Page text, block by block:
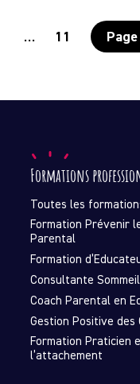
… 11
Formations
Toutes les
Formation Prévenir
Parental
Formation
Consultante
Coach Parental en
Gestion Positive des
Formation Praticien
l’attachement